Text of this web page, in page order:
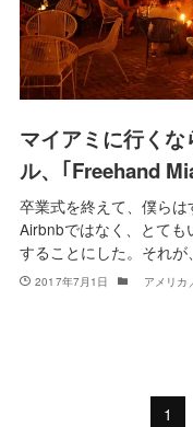
マイアミに行く
ル、｢Freehand
卒業式を終えて、僕らは
Airbnbではなく、とて
することにした。それ
2017年7月1日 アメリカ
1